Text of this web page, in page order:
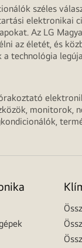
széles
elektronikai
Az LG
az életét, és
a technológia
monitorok,